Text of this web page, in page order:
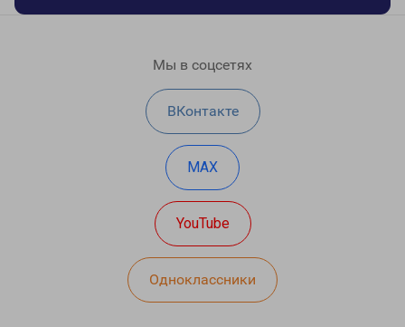
Мы в соцсетях
ВКонтакте
MAX
YouTube
Одноклассники